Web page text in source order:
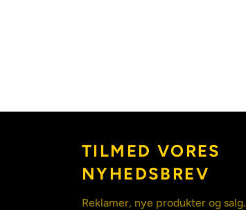
TILMED VORES
NYHEDSBREV
Reklamer, nye produkter og salg.